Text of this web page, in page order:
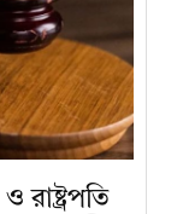
রাষ্ট্রপতি